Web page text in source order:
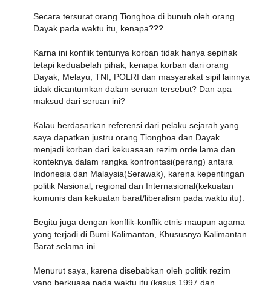
Secara tersurat orang Tionghoa di bunuh oleh orang
Dayak pada waktu itu, kenapa???.
Karna ini konflik tentunya korban tidak hanya sepihak
tetapi keduabelah pihak, kenapa korban dari orang
Dayak, Melayu, TNI, POLRI dan masyarakat sipil lainnya
tidak dicantumkan dalam seruan tersebut? Dan apa
maksud dari seruan ini?
Kalau berdasarkan referensi dari pelaku sejarah yang
saya dapatkan justru orang Tionghoa dan Dayak
menjadi korban dari kekuasaan rezim orde lama dan
konteknya dalam rangka konfrontasi(perang) antara
Indonesia dan Malaysia(Serawak), karena kepentingan
politik Nasional, regional dan Internasional(kekuatan
komunis dan kekuatan barat/liberalism pada waktu itu).
Begitu juga dengan konflik-konflik etnis maupun agama
yang terjadi di Bumi Kalimantan, Khususnya Kalimantan
Barat selama ini.
Menurut saya, karena disebabkan oleh politik rezim
yang berkuasa pada waktu itu (kasus 1997 dan